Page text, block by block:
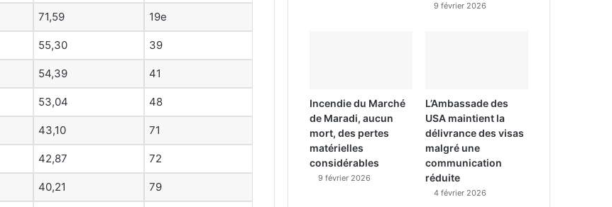
71,59 19e
55,30 39
54,39 41
53,04 48
43,10 71
42,87 72
40,21 79
9 février 2026
Incendie du Marché
de Maradi, aucun
mort, des pertes
matérielles
considérables
9 février 2026
L’Ambassade des
USA maintient la
délivrance des visas
malgré une
communication
réduite
4 février 2026